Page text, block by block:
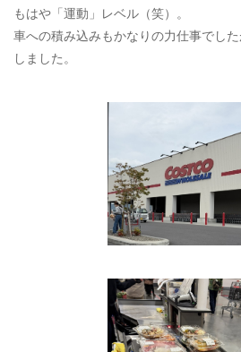
もはや「運動」レベル（笑）。
車への積み込みもかなりの力仕事でし
しました。